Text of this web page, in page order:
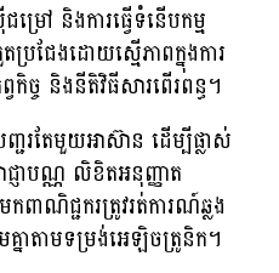
ៅ និងការធ្វើទំនើបកម្ម
ប្រជែងដោយស្មើភាពក្នុងការ
ច្ច និងនីតិវិធីសារពើរពន្ធ។
ជរតែមួយអាស៊ាន ដើម្បីផ្លាស់
ញាបណ្ណ លិខិតអនុញ្ញាត
ពាណិជ្ជករត្រូវរត់ការណ៍ឆ្លង
នាតាមទម្រង់អេឡិចត្រូនិក។